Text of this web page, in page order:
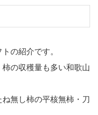
の紹介です。
の収穫量も多い和歌山
無し柿の平核無柿・刀